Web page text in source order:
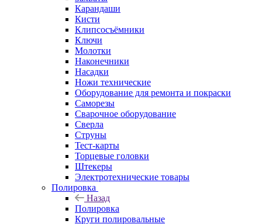
Карандаши
Кисти
Клипсосъёмники
Ключи
Молотки
Наконечники
Насадки
Ножи технические
Оборудование для ремонта и покраски
Саморезы
Сварочное оборудование
Сверла
Струны
Тест-карты
Торцевые головки
Штекеры
Электротехнические товары
Полировка
Назад
Полировка
Круги полировальные